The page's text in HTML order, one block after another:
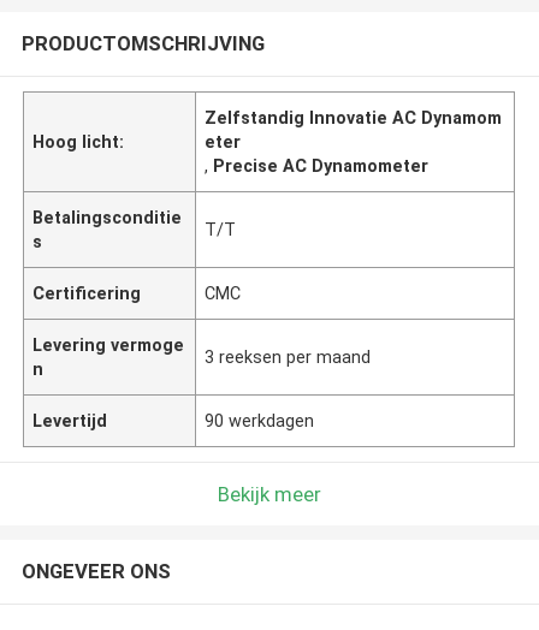
PRODUCTOMSCHRIJVING
Hoog licht:
Zelfstandig Innovatie AC Dynamom
eter
, Precise AC Dynamometer
Betalingsconditie
s
T/T
Certificering CMC
Levering vermoge
n
3 reeksen per maand
Levertijd 90 werkdagen
Bekijk meer
ONGEVEER ONS